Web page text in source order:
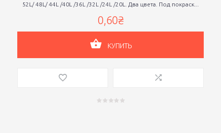
52L/ 48L/ 44L /40L /36L /32L /24L /20L. Два цвета. Под покраск...
0,60₴
КУПИТЬ